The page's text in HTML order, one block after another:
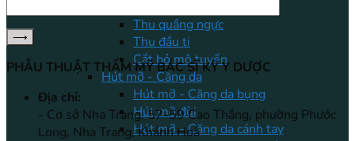
Thu quầng ngực
Thu đầu ti
Cắt bỏ mô tuyến
Hút mỡ - Căng da
Hút mỡ - Căng da bụng
Hút mỡ đùi
Hút mỡ - Căng da cánh tay
PHẪU THUẬT THẨM MỸ BÁC SĨ KỲ Y DƯỢC
Địa chỉ:
- Cơ sở Nha Trang: 57-59 Cao Thắng, phường Phước
Long, Nha Trang, Khánh Hoà